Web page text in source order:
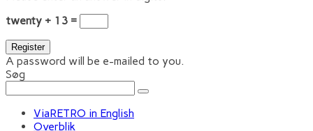
twenty + 13 =
A password will be e-mailed to you.
Søg
ViaRETRO in English
Overblik